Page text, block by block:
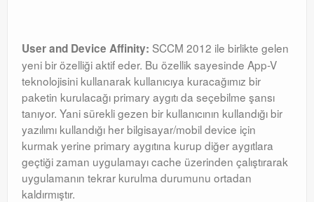
User and Device Affinity: SCCM 2012 ile birlikte gelen
yeni bir özelliği aktif eder. Bu özellik sayesinde App-V
teknolojisini kullanarak kullanıcıya kuracağımız bir
paketin kurulacağı primary aygıtı da seçebilme şansı
tanıyor. Yani sürekli gezen bir kullanıcının kullandığı bir
yazılımı kullandığı her bilgisayar/mobil device için
kurmak yerine primary aygıtına kurup diğer aygıtlara
geçtiği zaman uygulamayı cache üzerinden çalıştırarak
uygulamanın tekrar kurulma durumunu ortadan
kaldırmıştır.